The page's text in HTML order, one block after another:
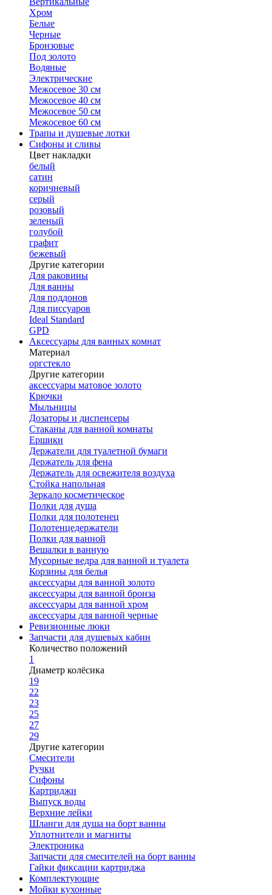
Хром
Белые
Черные
Бронзовые
Под золото
Водяные
Электрические
Межосевое 30 см
Межосевое 40 см
Межосевое 50 см
Межосевое 60 см
Трапы и душевые лотки
Сифоны и сливы
Цвет накладки
белый
сатин
коричневый
серый
розовый
зеленый
голубой
графит
бежевый
Другие категории
Для раковины
Для ванны
Для поддонов
Для писсуаров
Ideal Standard
GPD
Аксессуары для ванных комнат
Материал
оргстекло
Другие категории
аксессуары матовое золото
Крючки
Мыльницы
Дозаторы и диспенсеры
Стаканы для ванной комнаты
Ершики
Держатели для туалетной бумаги
Держатель для фена
Держатель для освежителя воздуха
Стойка напольная
Зеркало косметическое
Полки для душа
Полки для полотенец
Полотенцедержатели
Полки для ванной
Вешалки в ванную
Мусорные ведра для ванной и туалета
Корзины для белья
аксессуары для ванной золото
аксессуары для ванной бронза
аксессуары для ванной хром
аксессуары для ванной черные
Ревизионные люки
Запчасти для душевых кабин
Количество положений
1
Диаметр колёсика
19
22
23
25
27
29
Другие категории
Смесители
Ручки
Сифоны
Картриджи
Выпуск воды
Верхние лейки
Шланги для душа на борт ванны
Уплотнители и магниты
Электроника
Запчасти для смесителей на борт ванны
Гайки фиксации картриджа
Комплектующие
Мойки кухонные